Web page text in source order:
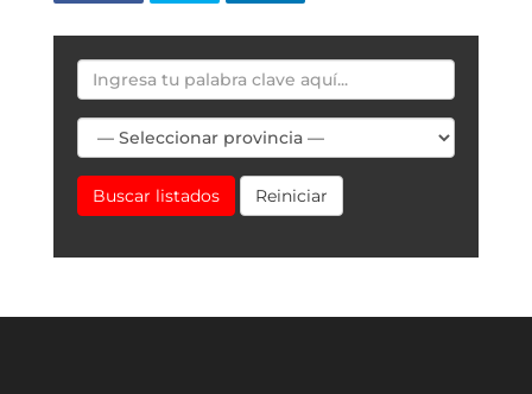
Buscar listados Reiniciar